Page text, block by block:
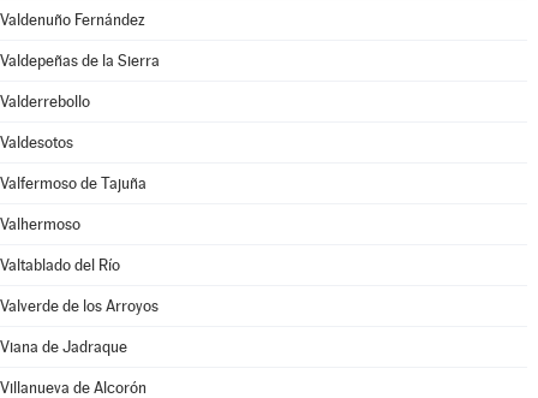
Valdenuño Fernández
Valdepeñas de la Sierra
Valderrebollo
Valdesotos
Valfermoso de Tajuña
Valhermoso
Valtablado del Río
Valverde de los Arroyos
Viana de Jadraque
Villanueva de Alcorón